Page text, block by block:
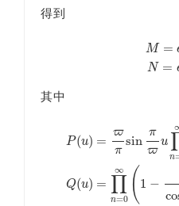
得到
M =
N =
其中
P(u)
Q(u)
=
ϖ
π
sin
π
ϖ
u
n
= ∏
n=0
∞ ( 1 −
sinπ u